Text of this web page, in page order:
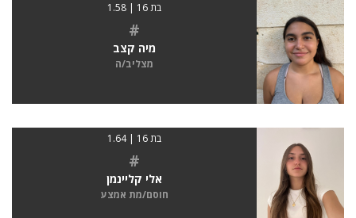
בת 16 | 1.58
#
מיה קצב
מצליב/ה
בת 16 | 1.64
#
אלי קליינמן
חוסם/מת אמצע